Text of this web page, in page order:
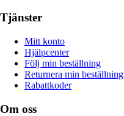
Tjänster
Mitt konto
Hjälpcenter
Följ min beställning
Returnera min beställning
Rabattkoder
Om oss